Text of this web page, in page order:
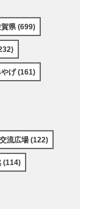
県 (699)
やげ (161)
流広場 (122)
(114)